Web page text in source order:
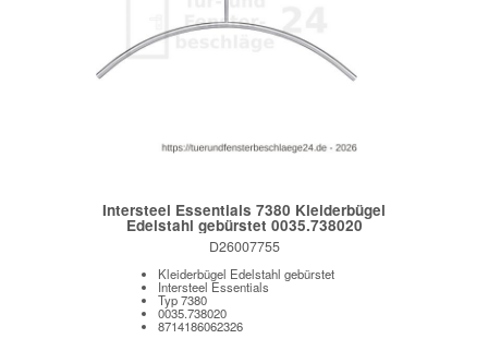
Intersteel Essentials 7380 Kleiderbügel
Edelstahl gebürstet 0035.738020
D26007755
Kleiderbügel Edelstahl gebürstet
Intersteel Essentials
Typ 7380
0035.738020
8714186062326